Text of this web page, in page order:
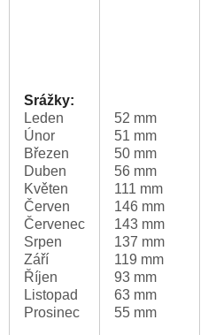
Srážky:
Leden
Únor
Březen
Duben
Květen
Červen
Červenec
Srpen
Září
Říjen
Listopad
Prosinec
52 mm
51 mm
50 mm
56 mm
111 mm
146 mm
143 mm
137 mm
119 mm
93 mm
63 mm
55 mm